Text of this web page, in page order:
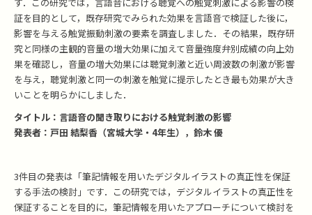
証を目的として，既存研究でみられた効果を言語音で検証した後に，
影響を与える触覚振動刺激の要素を調査しました．その結果，既存研
究と同様の主観的音量の増大効果に加えて音量強度弁別成績の向上効
果を確認し，音量の増大効果には聴覚刺激と近い周波数の刺激が影響
を与え，聴覚刺激と同一の刺激を触覚に提示したとき最も効果が大き
いことを明らかにしました．
タイトル：言語音の聞き取りにおける触覚刺激の影響
発表者：戸田 結梨香（宮城大学・4年生），鈴木 優
3件目の発表は「筆記情報を用いたデジタルイラストの真正性を保証
する手法の検討」です．この研究では，デジタルイラストの真正性を
保証することを目的に，筆記情報を用いたアプローチについて検討を